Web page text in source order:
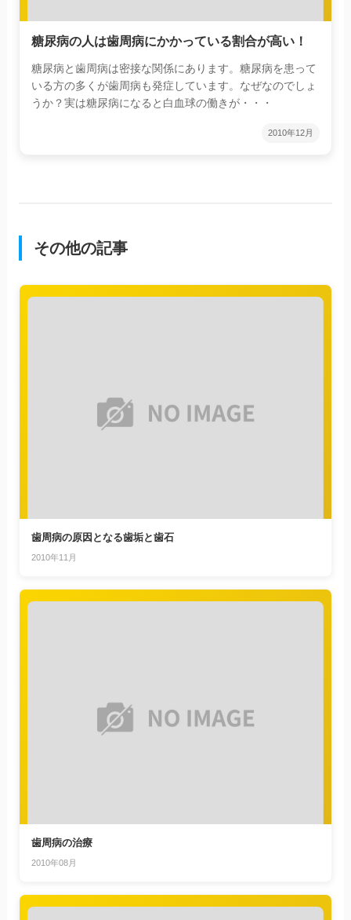
糖尿病の人は歯周病にかかっている割合が高い！
糖尿病と歯周病は密接な関係にあります。糖尿病を患って
いる方の多くが歯周病も発症しています。なぜなのでしょ
うか？実は糖尿病になると白血球の働きが・・・
2010年12月
その他の記事
歯周病の原因となる歯垢と歯石
2010年11月
歯周病の治療
2010年08月